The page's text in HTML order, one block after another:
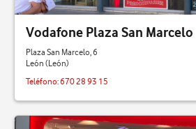
Vodafone Plaza San Marcelo
Plaza San Marcelo, 6
León (León)
Teléfono:670 28 93 15